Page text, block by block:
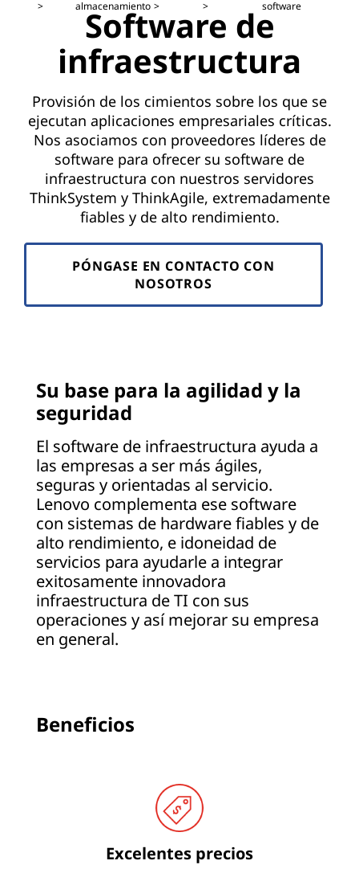
almacenamiento
software
Software de
infraestructura
Provisión de los cimientos sobre los que se
ejecutan aplicaciones empresariales críticas.
Nos asociamos con proveedores líderes de
software para ofrecer su software de
infraestructura con nuestros servidores
ThinkSystem y ThinkAgile, extremadamente
fiables y de alto rendimiento.
PÓNGASE EN CONTACTO CON
NOSOTROS
Su base para la agilidad y la
seguridad
El software de infraestructura ayuda a
las empresas a ser más ágiles,
seguras y orientadas al servicio.
Lenovo complementa ese software
con sistemas de hardware fiables y de
alto rendimiento, e idoneidad de
servicios para ayudarle a integrar
exitosamente innovadora
infraestructura de TI con sus
operaciones y así mejorar su empresa
en general.
Beneficios
Excelentes precios